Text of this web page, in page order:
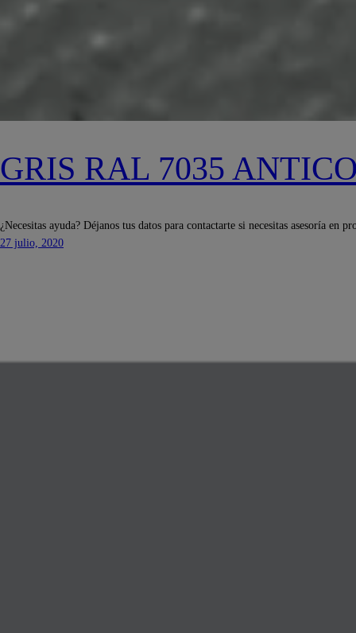
GRIS RAL 7035
¿Necesitas ayuda? Déjanos tus datos para contactarte si necesitas asesoría en
27 julio, 2020